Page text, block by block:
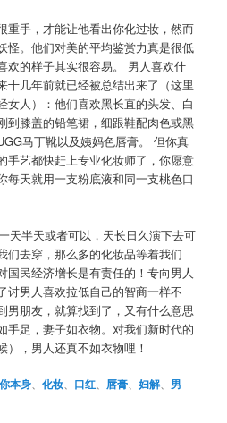
重手，才能让他看出你化过妆，然而
怪。他们对美的平均鉴赏力真是很低
欢的样子其实很容易。 男人喜欢什
十几年前就已经被总结出来了（这里
女人）：他们喜欢黑长直的头发、白
到膝盖的铅笔裙，细跟鞋配肉色或黑
马丁靴以及姨妈色唇膏。 但你真
手艺都快赶上专业化妆师了，你愿意
每天就用一支粉底液和同一支桃色口
天半天或者可以，天长日久演下去可
们去穿，那么多的化妆品等着我们
国民经济增长是有责任的！专向男人
讨男人喜欢拉低自己的智商一样不
男朋友，就算找到了，又有什么意思
手足，妻子如衣物。对我们新时代的
，男人还真不如衣物哩！
你本身 、化妆 口红 唇膏 、妇解
男